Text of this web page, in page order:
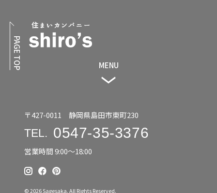
MENU
〒427-0011 静岡県島田市東町230
TEL. 0547-35-3376
営業時間 9:00〜18:00
PAGE TOP
© 2026 Sagesaka. All Rights Reserved.